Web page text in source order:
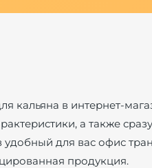
кальяна в интернет-
а также
для вас офис
продукция.